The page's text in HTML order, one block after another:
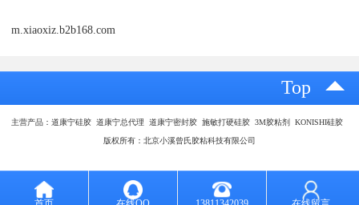
m.xiaoxiz.b2b168.com
Top
主营产品：道康宁硅胶 道康宁总代理 道康宁密封胶 施敏打硬硅胶 3M胶粘剂 KONISHI硅胶
版权所有：北京小溪曾氏胶粘科技有限公司